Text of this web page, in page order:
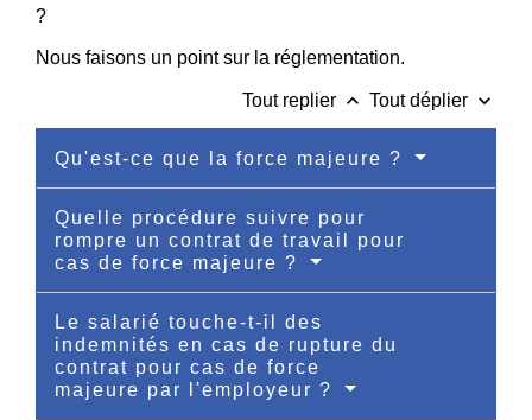
?
Nous faisons un point sur la réglementation.
Tout replier keyboard_arrow_up Tout déplier keyboard_arrow_down
Qu'est-ce que la force majeure ?
Quelle procédure suivre pour
rompre un contrat de travail pour
cas de force majeure ?
Le salarié touche-t-il des
indemnités en cas de rupture du
contrat pour cas de force
majeure par l'employeur ?